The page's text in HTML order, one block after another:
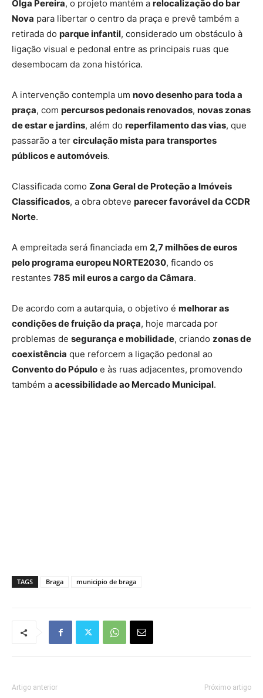
Olga Pereira, o projeto mantém a relocalização do bar
Nova para libertar o centro da praça e prevê também a
retirada do parque infantil, considerado um obstáculo à
ligação visual e pedonal entre as principais ruas que
desembocam da zona histórica.
A intervenção contempla um novo desenho para toda a
praça, com percursos pedonais renovados, novas zonas
de estar e jardins, além do reperfilamento das vias, que
passarão a ter circulação mista para transportes
públicos e automóveis.
Classificada como Zona Geral de Proteção a Imóveis
Classificados, a obra obteve parecer favorável da CCDR
Norte.
A empreitada será financiada em 2,7 milhões de euros
pelo programa europeu NORTE2030, ficando os
restantes 785 mil euros a cargo da Câmara.
De acordo com a autarquia, o objetivo é melhorar as
condições de fruição da praça, hoje marcada por
problemas de segurança e mobilidade, criando zonas de
coexistência que reforcem a ligação pedonal ao
Convento do Pópulo e às ruas adjacentes, promovendo
também a acessibilidade ao Mercado Municipal.
TAGS Braga municipio de braga
Artigo anterior Próximo artigo